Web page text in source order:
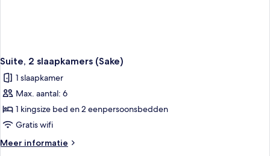
Suite, 2 slaapkamers (Sake)
1 slaapkamer
Max. aantal: 6
1 kingsize bed en 2 eenpersoonsbedden
Gratis wifi
Meer informatie
Meer